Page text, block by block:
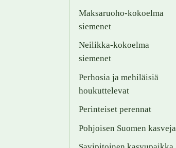
Maksaruoho-kokoelma
siemenet
Neilikka-kokoelma
siemenet
Perhosia ja mehiläisiä
houkuttelevat
Perinteiset perennat
Pohjoisen Suomen kasveja